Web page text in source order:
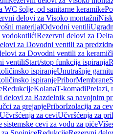
šolje, od sanitarne keramike
delovi za Visoko montažni
materijalOdvodni ventili
vodokotlićiRezervni delovi za
za Dovodni ventili za
za Dovodni ventili za
ventiliStart/stop funkcija ispiranja
ispiranjeUnutrašnje
ispiranjePriborMembrane
RedukcijeKolanaT-komadiPrelazi,
delovi za Razdelnik sa navojnim
za grejanjePriborIzolacija za
Učvršćenja za ceviUčvršćenja za
cevi za vodu za piće